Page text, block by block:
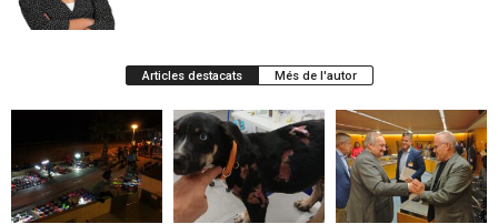
Articles destacats Més de l'autor